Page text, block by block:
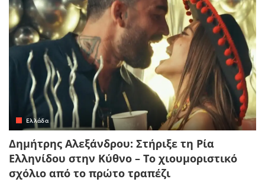
Ελλάδα
Δημήτρης Αλεξάνδρου: Στήριξε τη Ρία
Ελληνίδου στην Κύθνο – Το χιουμοριστικό
σχόλιο από το πρώτο τραπέζι